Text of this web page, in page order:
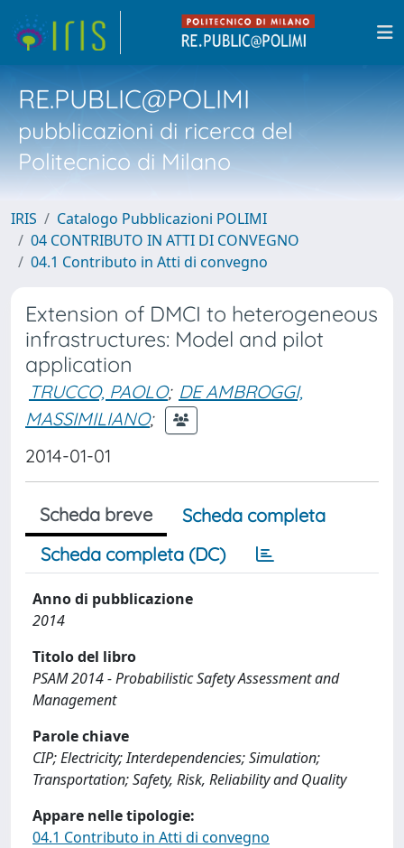
RE.PUBLIC@POLIMI
pubblicazioni di ricerca del
Politecnico di Milano
IRIS
Catalogo Pubblicazioni POLIMI
04 CONTRIBUTO IN ATTI DI CONVEGNO
04.1 Contributo in Atti di convegno
Extension of DMCI to heterogeneous
infrastructures: Model and pilot
application
TRUCCO, PAOLO; DE AMBROGGI,
MASSIMILIANO;
2014-01-01
Scheda breve
Scheda completa
Scheda completa (DC)
Anno di pubblicazione
2014
Titolo del libro
PSAM 2014 - Probabilistic Safety Assessment and
Management
Parole chiave
CIP; Electricity; Interdependencies; Simulation;
Transportation; Safety, Risk, Reliability and Quality
Appare nelle tipologie:
04.1 Contributo in Atti di convegno